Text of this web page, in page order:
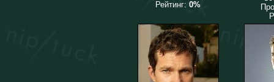
Рейтинг: 0%